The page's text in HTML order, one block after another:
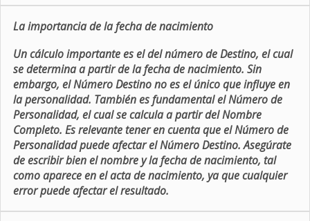
La importancia de la fecha de nacimiento
Un cálculo importante es el del número de Destino, el cual
se determina a partir de la fecha de nacimiento. Sin
embargo, el Número Destino no es el único que influye en
la personalidad. También es fundamental el Número de
Personalidad, el cual se calcula a partir del Nombre
Completo. Es relevante tener en cuenta que el Número de
Personalidad puede afectar el Número Destino. Asegúrate
de escribir bien el nombre y la fecha de nacimiento, tal
como aparece en el acta de nacimiento, ya que cualquier
error puede afectar el resultado.